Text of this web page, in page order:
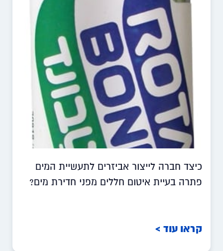
כיצד חברה לייצור אביזרים לתעשיית המים
פתרה בעיית איטום חללים מפני חדירת מים?
קראו עוד >